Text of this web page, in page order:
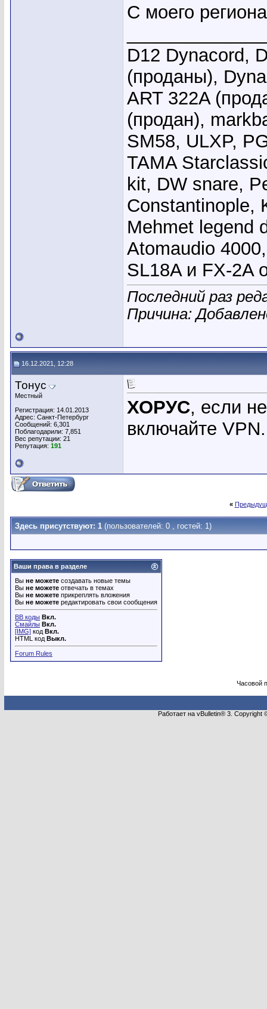
С моего
D12 Dynacord,
(проданы),
ART 322A
(продан),
SM58, ULXP,
TAMA
kit, DW snare,
Constantinople,
Mehmet legend
Atomaudio
SL18A и FX-2A
Последний раз
Причина:
16.12.2021, 12:28
Тонус
Местный
Регистрация: 14.01.2013
Адрес: Санкт-Петербург
Сообщений: 6,301
Поблагодарили: 7,851
Вес репутации: 21
Репутация: 191
ХОРУС, если
включайте VPN.
«
Здесь присутствуют: 1 (пользователей: 0 , гостей: 1)
Ваши права в разделе
Вы не можете создавать новые темы
Вы не можете отвечать в темах
Вы не можете прикреплять вложения
Вы не можете редактировать свои сообщения
BB коды Вкл.
Смайлы Вкл.
[IMG] код Вкл.
HTML код Выкл.
Forum Rules
Часовой
Работает на vBulletin® 3.